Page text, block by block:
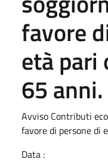
favore
età pari
65 anni.
Avviso Contributi
favore di persone di
Data :